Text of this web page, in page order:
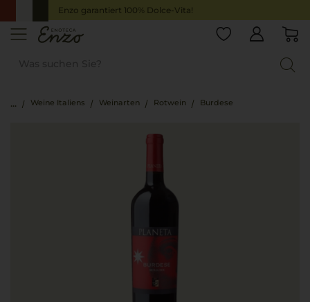
Enzo garantiert 100% Dolce-Vita!
Weine Italiens Weinarten Rotwein Burdese